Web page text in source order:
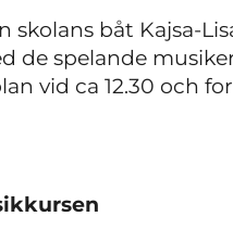
skolans båt Kajsa-
de spelande
vid ca 12.30 och